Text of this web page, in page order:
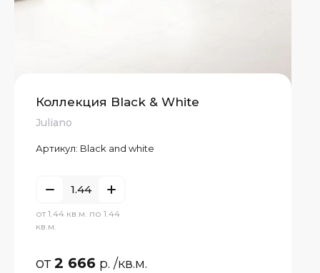
Коллекция Black & White
Juliano
Артикул: Black and white
от 1.44 кв.м. по 1.44
кв.м.
от2 666 р. /кв.м.